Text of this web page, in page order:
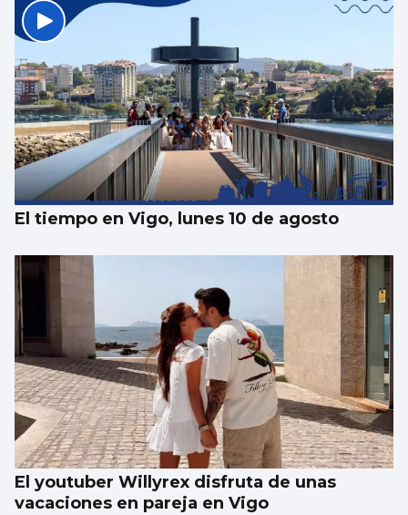
Japón recuerda Hiroshima y reabre el
debate antinuclear
El tiempo en Vigo, lunes 10 de agosto
El youtuber Willyrex disfruta de unas
vacaciones en pareja en Vigo